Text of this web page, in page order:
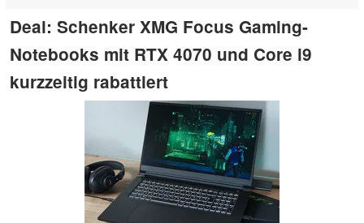
Deal: Schenker XMG Focus Gaming-
Notebooks mit RTX 4070 und Core i9
kurzzeitig rabattiert